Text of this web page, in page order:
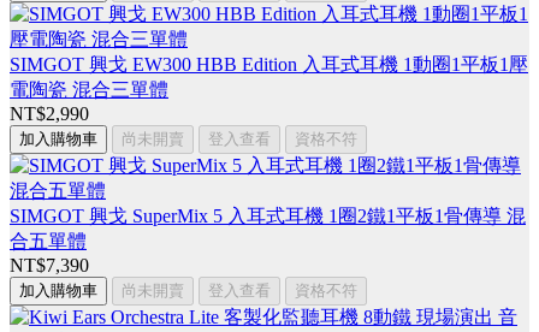
SIMGOT 興戈 EW300 HBB Edition 入耳式耳機 1動圈1平板1壓
電陶瓷 混合三單體
NT$2,990
加入購物車 尚未開賣 登入查看 資格不符
SIMGOT 興戈 SuperMix 5 入耳式耳機 1圈2鐵1平板1骨傳導 混
合五單體
NT$7,390
加入購物車 尚未開賣 登入查看 資格不符